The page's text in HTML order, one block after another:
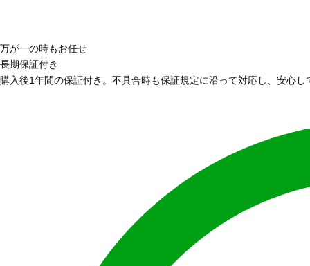
万が一の時もお任せ
長期保証付き
購入後1年間の保証付き。不具合時も保証規定に沿って対応し、安心